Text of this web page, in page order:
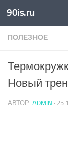
Skip to content
90is.ru
ПОЛЕЗНОЕ
Новый
АВТОР: ADMIN ·